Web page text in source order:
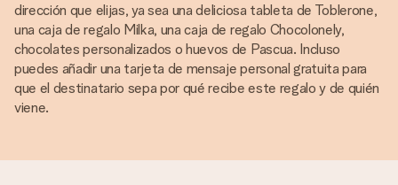
dirección que elijas, ya sea una deliciosa tableta de Toblerone,
una caja de regalo Milka, una caja de regalo Chocolonely,
chocolates personalizados o huevos de Pascua. Incluso
puedes añadir una tarjeta de mensaje personal gratuita para
que el destinatario sepa por qué recibe este regalo y de quién
viene.